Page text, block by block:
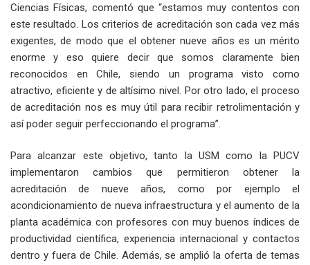
Ciencias Físicas, comentó que “estamos muy contentos con
este resultado. Los criterios de acreditación son cada vez más
exigentes, de modo que el obtener nueve años es un mérito
enorme y eso quiere decir que somos claramente bien
reconocidos en Chile, siendo un programa visto como
atractivo, eficiente y de altísimo nivel. Por otro lado, el proceso
de acreditación nos es muy útil para recibir retrolimentación y
así poder seguir perfeccionando el programa”.
Para alcanzar este objetivo, tanto la USM como la PUCV
implementaron cambios que permitieron obtener la
acreditación de nueve años, como por ejemplo el
acondicionamiento de nueva infraestructura y el aumento de la
planta académica con profesores con muy buenos índices de
productividad científica, experiencia internacional y contactos
dentro y fuera de Chile. Además, se amplió la oferta de temas